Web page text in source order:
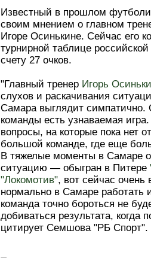
Известный в прошлом
своим мнением о главном
Игоре Осинькине. Сейчас его
турнирной таблице
счету 27 очков.
"Главный тренер Игорь
слухов и раскачивания
Самара выглядит
команды есть узнаваемая
вопросы, на которые пока нет
большой команде, где еще
В тяжелые моменты в Самаре
ситуацию — обыгран в Питере
"Локомотив", вот сейчас
нормально в Самаре работать
команда точно бороться не
добиваться результата, когда
цитирует Семшова "РБ Спорт".